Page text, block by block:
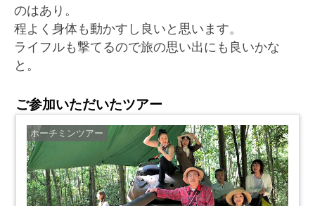
のはあり。
程よく身体も動かすし良いと思います。
ライフルも撃てるので旅の思い出にも良いかな
と。
ご参加いただいたツアー
ホーチミンツアー